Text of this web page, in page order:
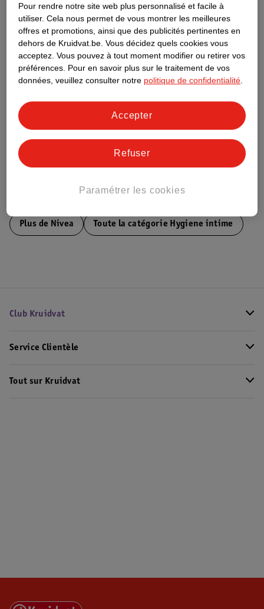
Informations figurant sur l'étiquette
Nature Impact Score
Ce produit n’a (pas encore) de "Nature
Informations sur la commande et la livraison
Plus de Nivea Toute la catégorie Hygiene intime
Club Kruidvat
Service Clientèle
Tout sur Kruidvat
Pour rendre notre site web plus personnalisé et facile à
utiliser. Cela nous permet de vous montrer les meilleures
offres et promotions, ainsi que des publicités pertinentes en
dehors de Kruidvat.be. Vous décidez quels cookies vous
acceptez. Vous pouvez à tout moment modifier ou retirer vos
préférences. Pour en savoir plus sur le traitement de vos
données, veuillez consulter notre politique de confidentialité.
Paramétrer les cookies
Refuser
Accepter